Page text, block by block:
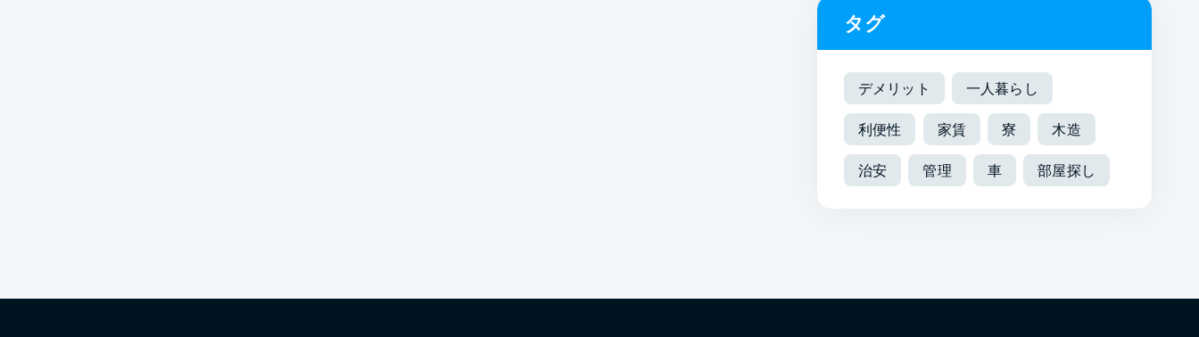
タグ
デメリット 一人暮らし
利便性 家賃 寮 木造
治安 管理 車 部屋探し